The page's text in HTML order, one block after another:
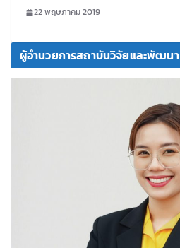
22 พฤษภาคม 2019
ผู้อำนวยการสถาบันวิจัยและพัฒนา